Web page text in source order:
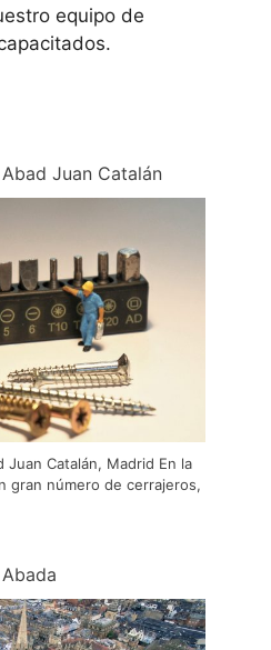
equipo de
Juan Catalán
Juan Catalán, Madrid En la
gran número de cerrajeros,